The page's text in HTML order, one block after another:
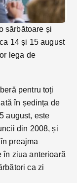
sărbătoare și
14 și 15 august
lega de
pentru toți
în ședința de
august, este
din 2008, și
preajma
în ziua anterioară
ca zi